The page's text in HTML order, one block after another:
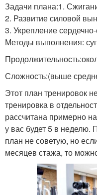
Задачи плана:1.
2. Развитие силовой
3. Укрепление
Методы выполнения:
Сложность:(выше
Этот план тренировок
тренировка в
рассчитана примерно
у вас будет 5 в неделю.
план не советую, но
месяцев стажа, то